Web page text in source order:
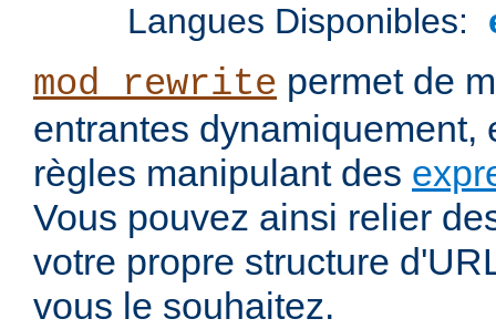
Langues Disponibles:
mod_rewrite permet de
entrantes dynamiquement,
règles manipulant des
Vous pouvez ainsi relier
votre propre structure
vous le souhaitez.